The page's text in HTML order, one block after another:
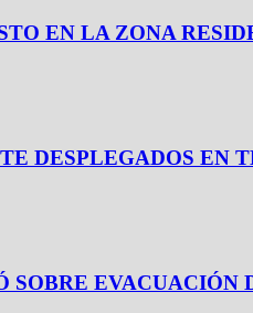
EN LA ZONA
DESPLEGADOS EN
SOBRE